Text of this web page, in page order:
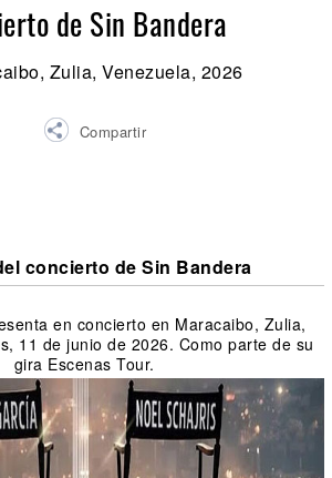
de Sin Bandera
Zulia, Venezuela, 2026
Compartir
concierto de Sin Bandera
en concierto en Maracaibo, Zulia,
11 de junio de 2026. Como parte de su
gira Escenas Tour.